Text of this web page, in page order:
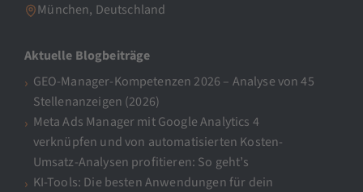
München, Deutschland
Aktuelle Blogbeiträge
GEO-Manager-Kompetenzen 2026 – Analyse von 45
Stellenanzeigen (2026)
Meta Ads Manager mit Google Analytics 4
verknüpfen und von automatisierten Kosten-
Umsatz-Analysen profitieren: So geht’s
KI-Tools: Die besten Anwendungen für dein